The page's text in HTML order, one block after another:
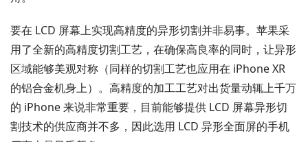
要在 LCD 屏幕上实现高精度的异形切割并非易事。苹果采
用了全新的高精度切割工艺，在确保高良率的同时，让异形
区域能够美观对称（同样的切割工艺也应用在 iPhone XR
的铝合金机身上）。高精度的加工工艺对出货量动辄上千万
的 iPhone 来说非常重要，目前能够提供 LCD 屏幕异形切
割技术的供应商并不多，因此选用 LCD 异形全面屏的手机